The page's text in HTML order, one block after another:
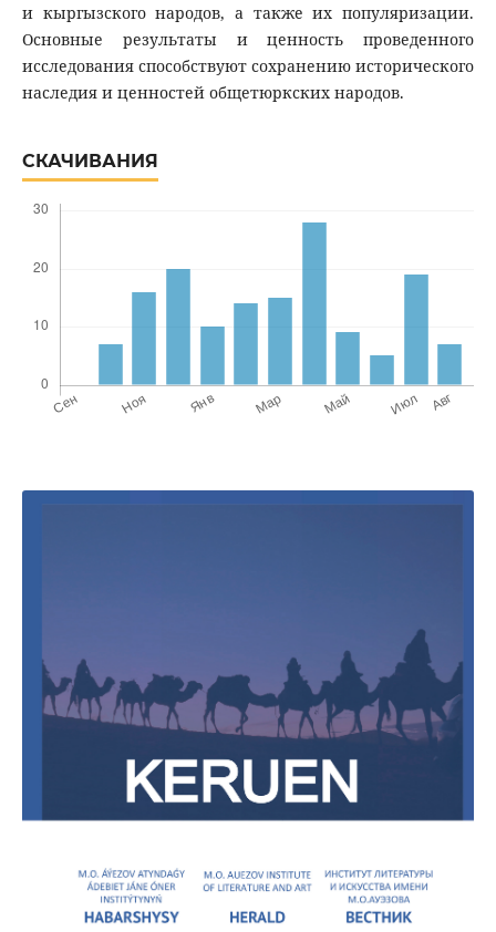
и кыргызского народов, а также их популяризации.
Основные результаты и ценность проведенного
исследования способствуют сохранению исторического
наследия и ценностей общетюркских народов.
СКАЧИВАНИЯ